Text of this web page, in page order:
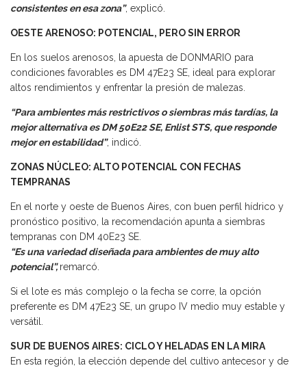
consistentes en esa zona”, explicó.
OESTE ARENOSO: POTENCIAL, PERO SIN ERROR
En los suelos arenosos, la apuesta de DONMARIO para
condiciones favorables es DM 47E23 SE, ideal para explorar
altos rendimientos y enfrentar la presión de malezas.
“Para ambientes más restrictivos o siembras más tardías, la
mejor alternativa es DM 50E22 SE, Enlist STS, que responde
mejor en estabilidad”, indicó.
ZONAS NÚCLEO: ALTO POTENCIAL CON FECHAS
TEMPRANAS
En el norte y oeste de Buenos Aires, con buen perfil hídrico y
pronóstico positivo, la recomendación apunta a siembras
tempranas con DM 40E23 SE.
“Es una variedad diseñada para ambientes de muy alto
potencial”,remarcó.
Si el lote es más complejo o la fecha se corre, la opción
preferente es DM 47E23 SE, un grupo IV medio muy estable y
versátil.
SUR DE BUENOS AIRES: CICLO Y HELADAS EN LA MIRA
En esta región, la elección depende del cultivo antecesor y de